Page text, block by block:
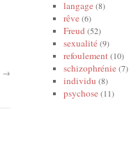
→
langage(8)
rêve(6)
Freud (52)
sexualité(9)
refoulement(10)
schizophrénie(7)
individu (8)
psychose(11)